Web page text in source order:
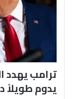
ترامب يهدد
يدوم طويلاً